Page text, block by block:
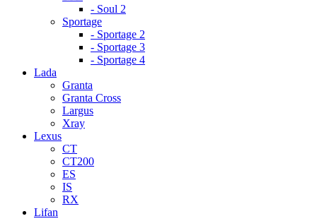
- Soul 2
Sportage
- Sportage 2
- Sportage 3
- Sportage 4
Lada
Granta
Granta Cross
Largus
Xray
Lexus
CT
CT200
ES
IS
RX
Lifan